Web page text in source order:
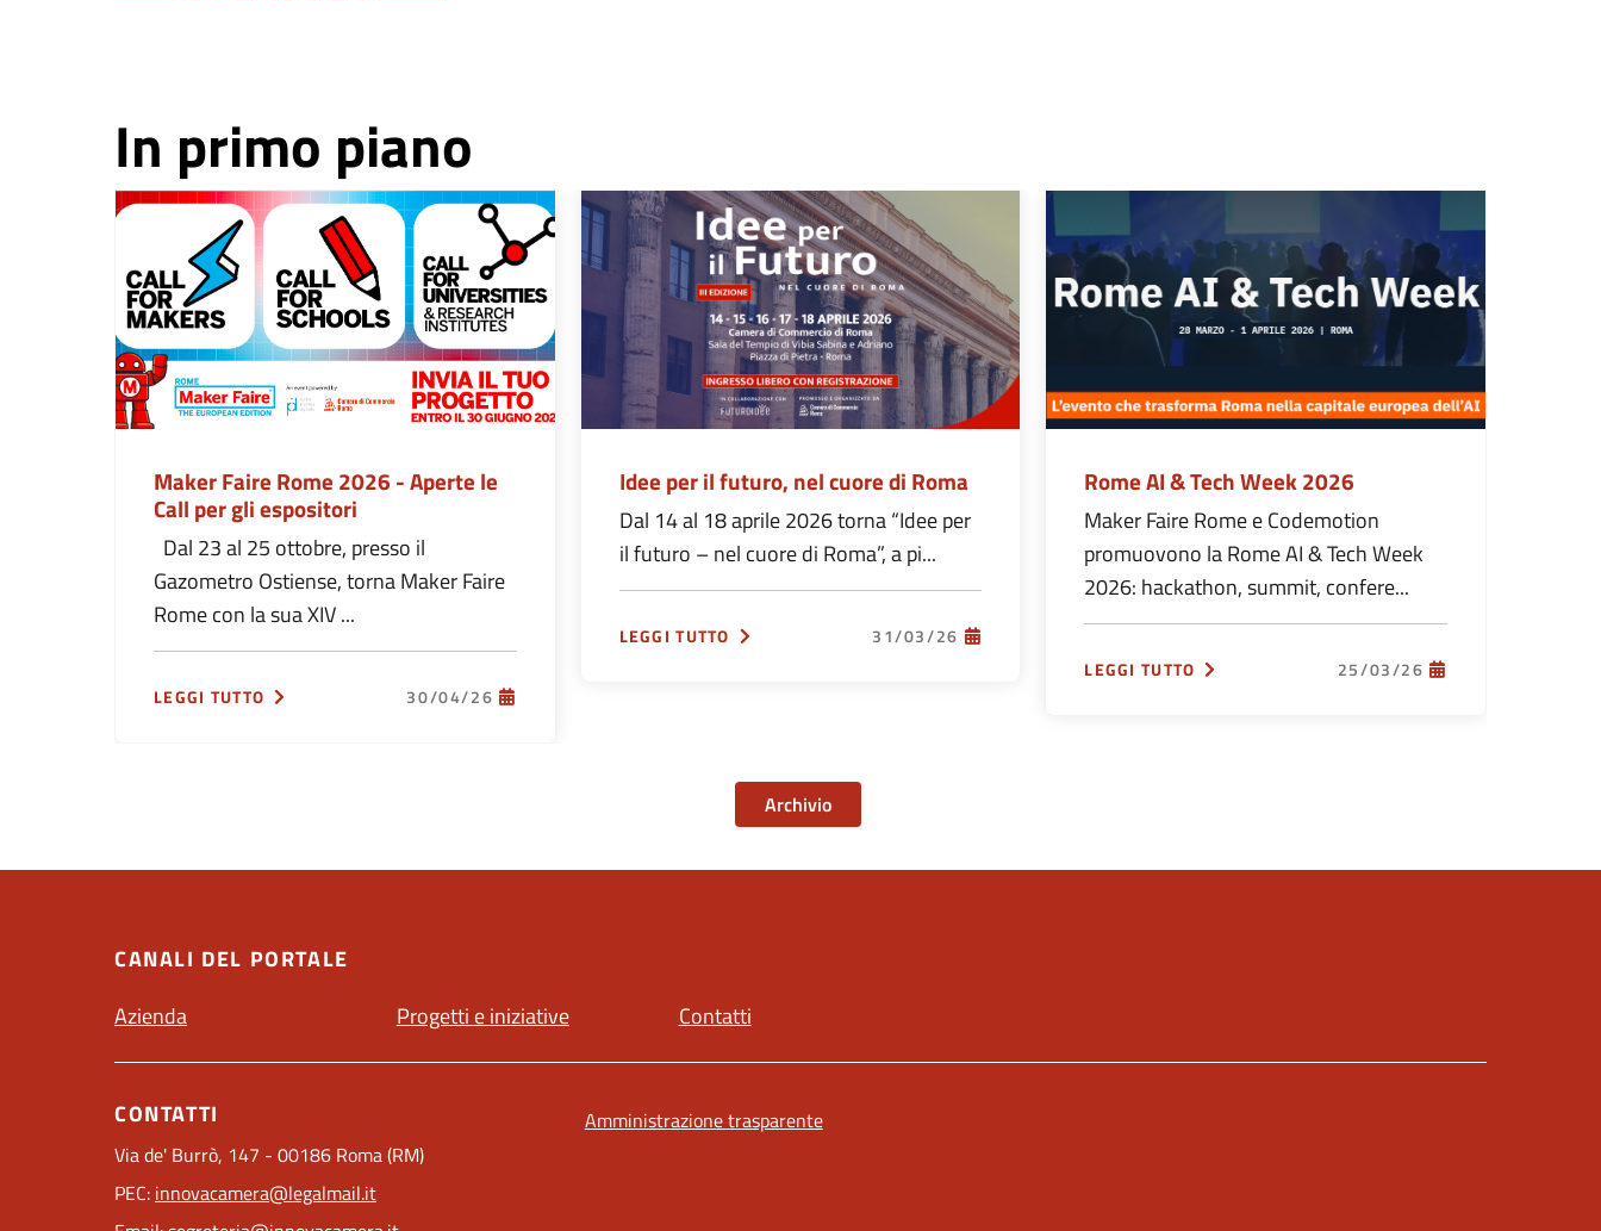
In primo piano
Maker Faire Rome 2026 - Aperte le
Call per gli espositori
Dal 23 al 25 ottobre, presso il
Gazometro Ostiense, torna Maker Faire
Rome con la sua XIV ...
LEGGI TUTTO 30/04/26
Idee per il futuro, nel cuore di Roma
Dal 14 al 18 aprile 2026 torna “Idee per
il futuro – nel cuore di Roma”, a pi...
LEGGI TUTTO 31/03/26
Rome AI & Tech Week 2026
Maker Faire Rome e Codemotion
promuovono la Rome AI & Tech Week
2026: hackathon, summit, confere...
LEGGI TUTTO 25/03/26
Archivio
CANALI DEL PORTALE
Azienda
Progetti e iniziative Contatti
CONTATTI
Via de' Burrò, 147 - 00186 Roma (RM)
PEC: innovacamera@legalmail.it
Amministrazione trasparente